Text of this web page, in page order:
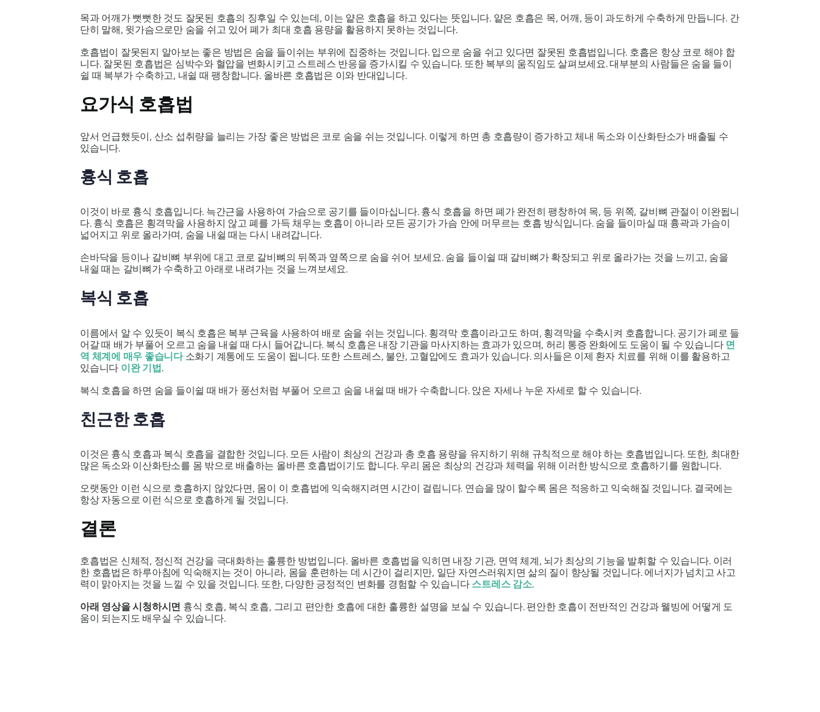
목과 어깨가 뻣뻣한 것도 잘못된 호흡의 징후일 수 있는데, 이는 얕은 호흡을 하고 있다는 뜻입니다. 얕은 호흡은 목, 어깨, 등이 과도하게 수축하게 만듭니다. 간
단히 말해, 윗가슴으로만 숨을 쉬고 있어 폐가 최대 호흡 용량을 활용하지 못하는 것입니다.
호흡법이 잘못된지 알아보는 좋은 방법은 숨을 들이쉬는 부위에 집중하는 것입니다. 입으로 숨을 쉬고 있다면 잘못된 호흡법입니다. 호흡은 항상 코로 해야 합
니다. 잘못된 호흡법은 심박수와 혈압을 변화시키고 스트레스 반응을 증가시킬 수 있습니다. 또한 복부의 움직임도 살펴보세요. 대부분의 사람들은 숨을 들이
쉴 때 복부가 수축하고, 내쉴 때 팽창합니다. 올바른 호흡법은 이와 반대입니다.
요가식 호흡법
앞서 언급했듯이, 산소 섭취량을 늘리는 가장 좋은 방법은 코로 숨을 쉬는 것입니다. 이렇게 하면 총 호흡량이 증가하고 체내 독소와 이산화탄소가 배출될 수
있습니다.
흉식 호흡
이것이 바로 흉식 호흡입니다. 늑간근을 사용하여 가슴으로 공기를 들이마십니다. 흉식 호흡을 하면 폐가 완전히 팽창하여 목, 등 위쪽, 갈비뼈 관절이 이완됩니
다. 흉식 호흡은 횡격막을 사용하지 않고 폐를 가득 채우는 호흡이 아니라 모든 공기가 가슴 안에 머무르는 호흡 방식입니다. 숨을 들이마실 때 흉곽과 가슴이
넓어지고 위로 올라가며, 숨을 내쉴 때는 다시 내려갑니다.
손바닥을 등이나 갈비뼈 부위에 대고 코로 갈비뼈의 뒤쪽과 옆쪽으로 숨을 쉬어 보세요. 숨을 들이쉴 때 갈비뼈가 확장되고 위로 올라가는 것을 느끼고, 숨을
내쉴 때는 갈비뼈가 수축하고 아래로 내려가는 것을 느껴보세요.
복식 호흡
이름에서 알 수 있듯이 복식 호흡은 복부 근육을 사용하여 배로 숨을 쉬는 것입니다. 횡격막 호흡이라고도 하며, 횡격막을 수축시켜 호흡합니다. 공기가 폐로 들
어갈 때 배가 부풀어 오르고 숨을 내쉴 때 다시 들어갑니다. 복식 호흡은 내장 기관을 마사지하는 효과가 있으며, 허리 통증 완화에도 도움이 될 수 있습니다 면
역 체계에 매우 좋습니다소화기 계통에도 도움이 됩니다. 또한 스트레스, 불안, 고혈압에도 효과가 있습니다. 의사들은 이제 환자 치료를 위해 이를 활용하고
있습니다 이완 기법.
복식 호흡을 하면 숨을 들이쉴 때 배가 풍선처럼 부풀어 오르고 숨을 내쉴 때 배가 수축합니다. 앉은 자세나 누운 자세로 할 수 있습니다.
친근한 호흡
이것은 흉식 호흡과 복식 호흡을 결합한 것입니다. 모든 사람이 최상의 건강과 총 호흡 용량을 유지하기 위해 규칙적으로 해야 하는 호흡법입니다. 또한, 최대한
많은 독소와 이산화탄소를 몸 밖으로 배출하는 올바른 호흡법이기도 합니다. 우리 몸은 최상의 건강과 체력을 위해 이러한 방식으로 호흡하기를 원합니다.
오랫동안 이런 식으로 호흡하지 않았다면, 몸이 이 호흡법에 익숙해지려면 시간이 걸립니다. 연습을 많이 할수록 몸은 적응하고 익숙해질 것입니다. 결국에는
항상 자동으로 이런 식으로 호흡하게 될 것입니다.
결론
호흡법은 신체적, 정신적 건강을 극대화하는 훌륭한 방법입니다. 올바른 호흡법을 익히면 내장 기관, 면역 체계, 뇌가 최상의 기능을 발휘할 수 있습니다. 이러
한 호흡법은 하루아침에 익숙해지는 것이 아니라, 몸을 훈련하는 데 시간이 걸리지만, 일단 자연스러워지면 삶의 질이 향상될 것입니다. 에너지가 넘치고 사고
력이 맑아지는 것을 느낄 수 있을 것입니다. 또한, 다양한 긍정적인 변화를 경험할 수 있습니다 스트레스 감소.
아래 영상을 시청하시면 흉식 호흡, 복식 호흡, 그리고 편안한 호흡에 대한 훌륭한 설명을 보실 수 있습니다. 편안한 호흡이 전반적인 건강과 웰빙에 어떻게 도
움이 되는지도 배우실 수 있습니다.